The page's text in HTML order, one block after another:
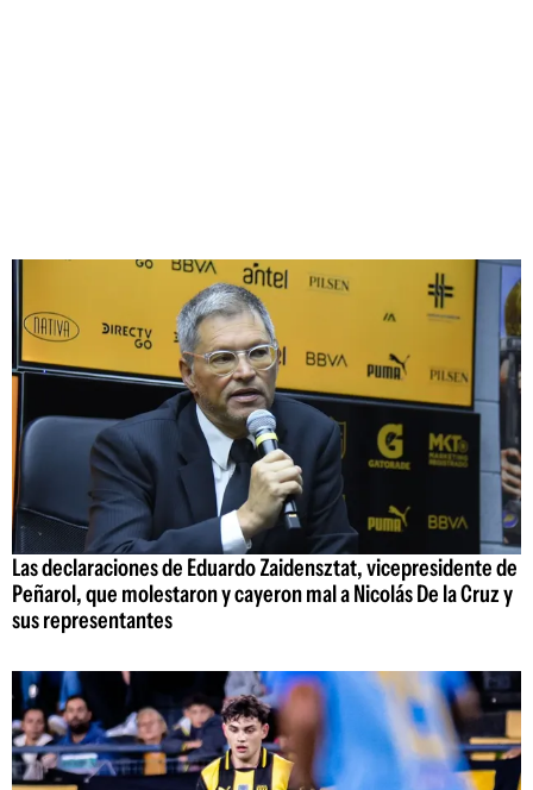
Las declaraciones de Eduardo Zaidensztat, vicepresidente de
Peñarol, que molestaron y cayeron mal a Nicolás De la Cruz y
sus representantes